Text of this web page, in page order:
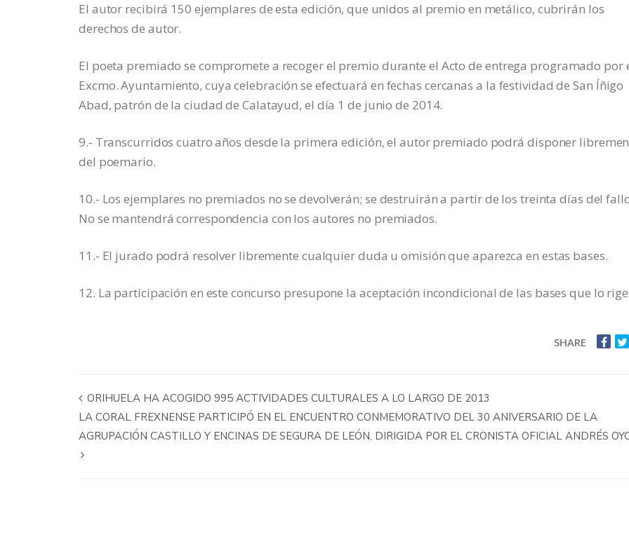
El autor recibirá 150 ejemplares de esta edición, que unidos al premio en metálico, cubrirán los
derechos de autor.
El poeta premiado se compromete a recoger el premio durante el Acto de entrega programado por
Excmo. Ayuntamiento, cuya celebración se efectuará en fechas cercanas a la festividad de San Íñigo
Abad, patrón de la ciudad de Calatayud, el día 1 de junio de 2014.
9.- Transcurridos cuatro años desde la primera edición, el autor premiado podrá disponer
del poemario.
10.- Los ejemplares no premiados no se devolverán; se destruirán a partir de los treinta días del
No se mantendrá correspondencia con los autores no premiados.
11.- El jurado podrá resolver libremente cualquier duda u omisión que aparezca en estas bases.
12. La participación en este concurso presupone la aceptación incondicional de las bases que lo
SHARE
ORIHUELA HA ACOGIDO 995 ACTIVIDADES CULTURALES A LO LARGO DE 2013
LA CORAL FREXNENSE PARTICIPÓ EN EL ENCUENTRO CONMEMORATIVO DEL 30 ANIVERSARIO DE LA
AGRUPACIÓN CASTILLO Y ENCINAS DE SEGURA DE LEÓN, DIRIGIDA POR EL CRONISTA OFICIAL ANDRÉS